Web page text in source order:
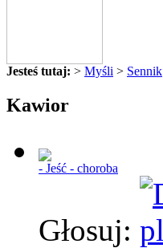
Jesteś tutaj: > Myśli > Sennik
Kawior
- Jeść - choroba
Głosuj: